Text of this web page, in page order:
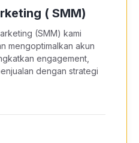
( SMM)
(SMM) kami
mengoptimalkan akun
engagement,
dengan strategi